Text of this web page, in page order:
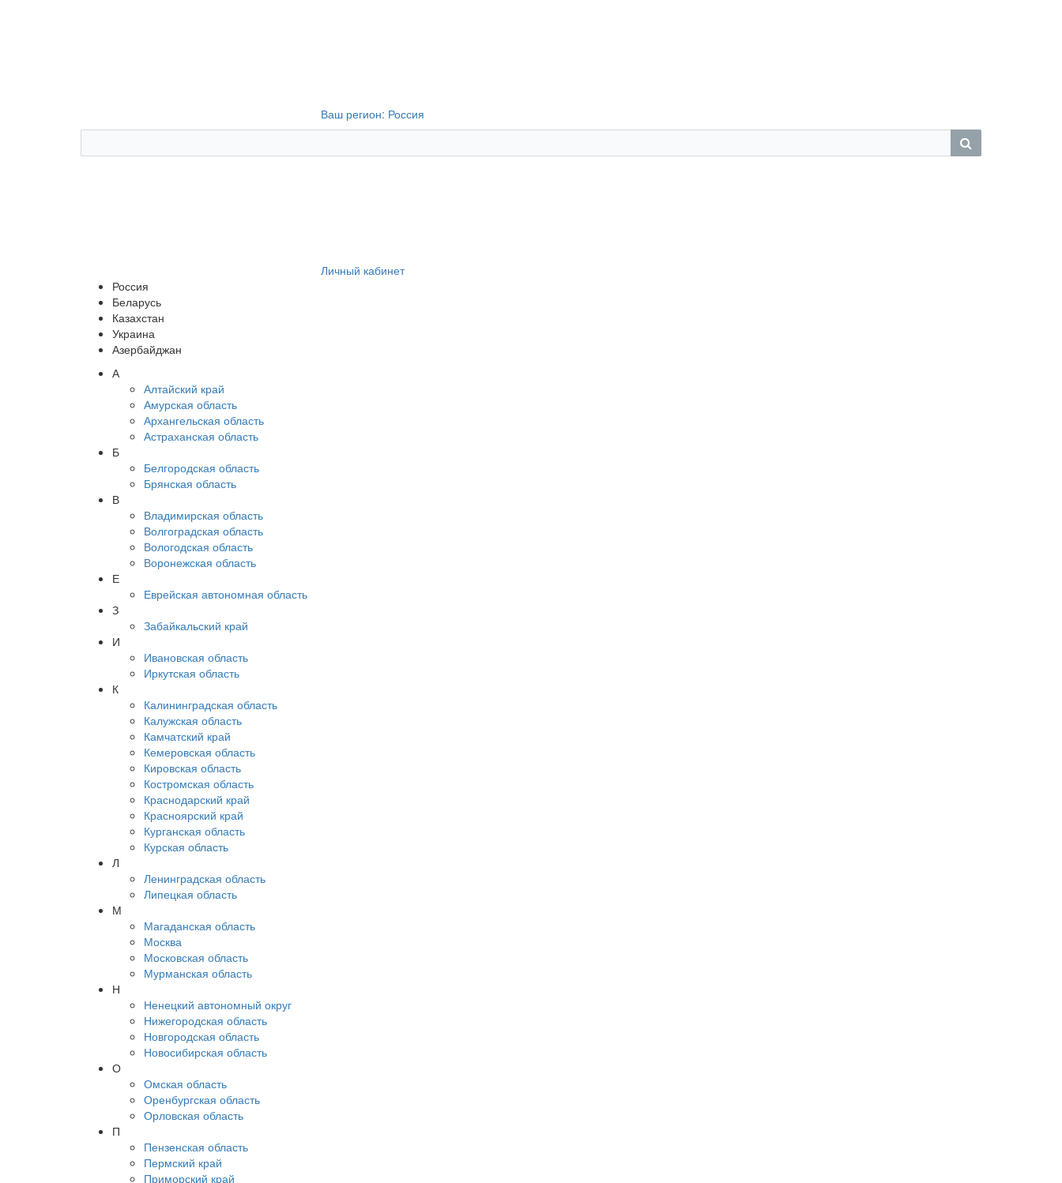
Ваш регион: Россия
Личный кабинет
Россия
Беларусь
Казахстан
Украина
Азербайджан
А
Алтайский край
Амурская область
Архангельская область
Астраханская область
Б
Белгородская область
Брянская область
В
Владимирская область
Волгоградская область
Вологодская область
Воронежская область
Е
Еврейская автономная область
З
Забайкальский край
И
Ивановская область
Иркутская область
К
Калининградская область
Калужская область
Камчатский край
Кемеровская область
Кировская область
Костромская область
Краснодарский край
Красноярский край
Курганская область
Курская область
Л
Ленинградская область
Липецкая область
М
Магаданская область
Москва
Московская область
Мурманская область
Н
Ненецкий автономный округ
Нижегородская область
Новгородская область
Новосибирская область
О
Омская область
Оренбургская область
Орловская область
П
Пензенская область
Пермский край
Приморский край